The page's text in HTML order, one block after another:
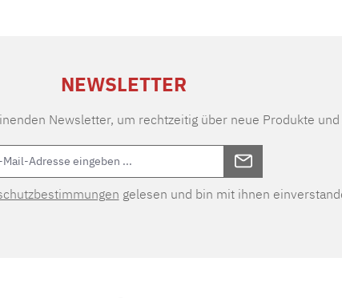
NEWSLETTER
Newsletter, um rechtzeitig über neue Produkte
gelesen und bin mit ihnen